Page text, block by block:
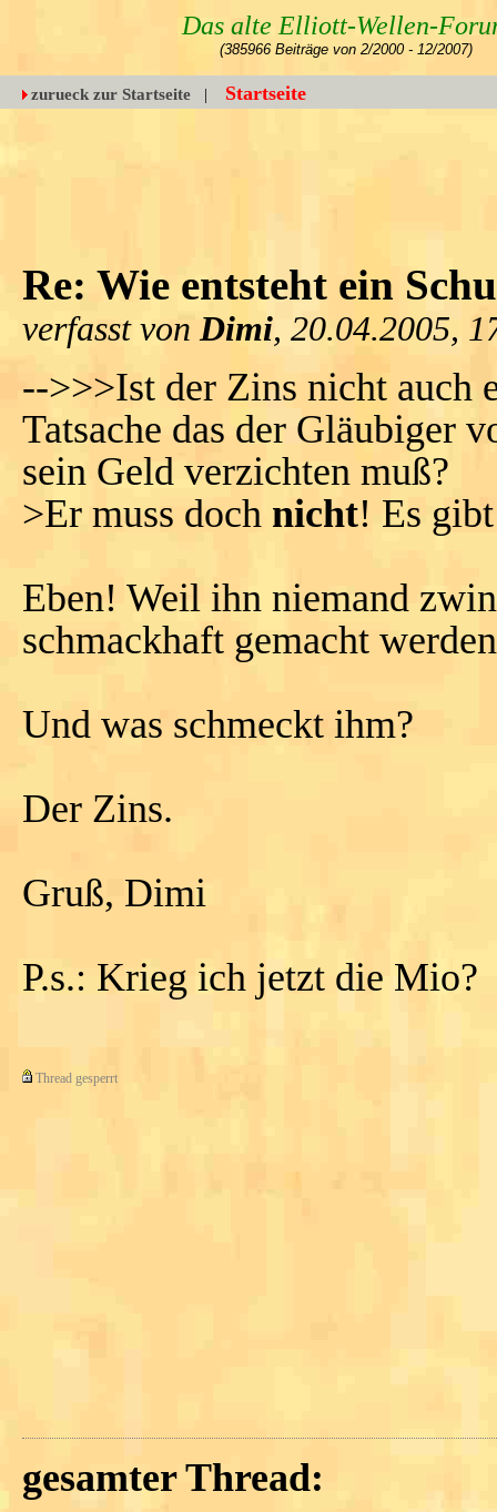
Das alte Elliott-Wellen-
(385966 Beiträge von 2/2000 - 12/2007)
zurueck zur Startseite | Startseite
Re: Wie entsteht ein
verfasst vonDimi, 20.04.2005,
-->>>Ist der Zins nicht auch
Tatsache das der Gläubiger
sein Geld verzichten muß?
>Er muss doch nicht! Es
Eben! Weil ihn niemand
schmackhaft gemacht
Und was schmeckt ihm?
Der Zins.
Gruß, Dimi
P.s.: Krieg ich jetzt die Mio?
Thread gesperrt
gesamter Thread: